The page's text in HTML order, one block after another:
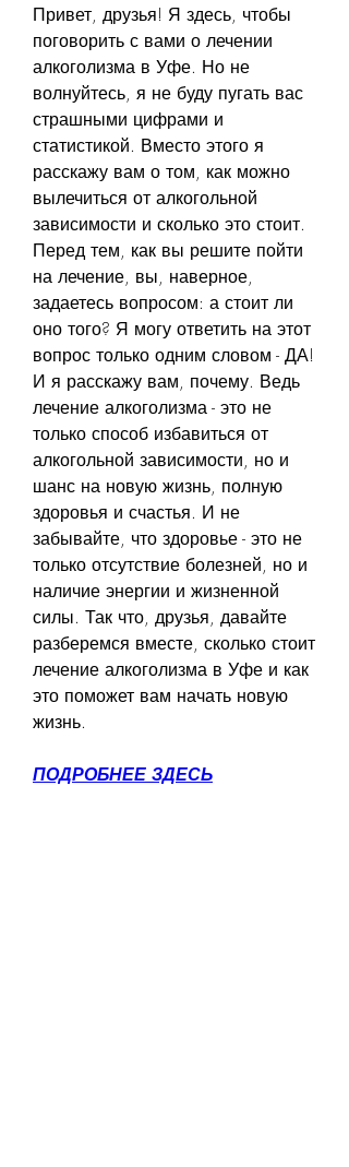
Привет, друзья! Я здесь, чтобы
поговорить с вами о лечении
алкоголизма в Уфе. Но не
волнуйтесь, я не буду пугать вас
страшными цифрами и
статистикой. Вместо этого я
расскажу вам о том, как можно
вылечиться от алкогольной
зависимости и сколько это стоит.
Перед тем, как вы решите пойти
на лечение, вы, наверное,
задаетесь вопросом: а стоит ли
оно того? Я могу ответить на этот
вопрос только одним словом - ДА!
И я расскажу вам, почему. Ведь
лечение алкоголизма - это не
только способ избавиться от
алкогольной зависимости, но и
шанс на новую жизнь, полную
здоровья и счастья. И не
забывайте, что здоровье - это не
только отсутствие болезней, но и
наличие энергии и жизненной
силы. Так что, друзья, давайте
разберемся вместе, сколько стоит
лечение алкоголизма в Уфе и как
это поможет вам начать новую
жизнь.
ПОДРОБНЕЕ ЗДЕСЬ